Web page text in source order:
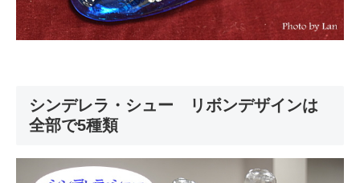
シンデレラ・シュー リボンデザインは
全部で5種類